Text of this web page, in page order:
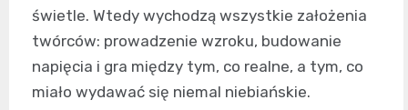
świetle. Wtedy wychodzą wszystkie założenia
twórców: prowadzenie wzroku, budowanie
napięcia i gra między tym, co realne, a tym, co
miało wydawać się niemal niebiańskie.